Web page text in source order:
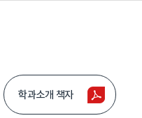
학과소개 책자